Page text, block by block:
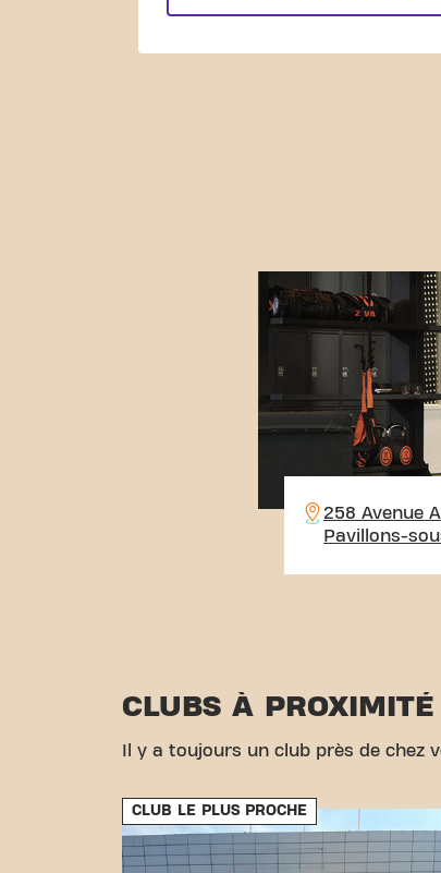
258 Avenue
Pavillons-
CLUBS À PROXIMITÉ
Il y a toujours un club près de chez
CLUB LE PLUS PROCHE